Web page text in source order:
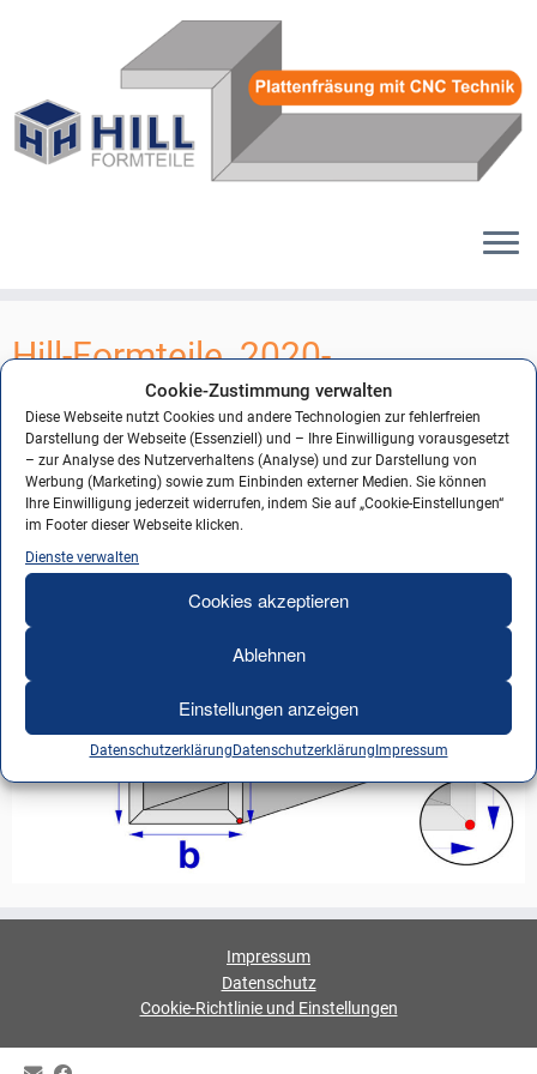
Cookie-Zustimmung verwalten
Diese Webseite nutzt Cookies und andere Technologien zur fehlerfreien
Darstellung der Webseite (Essenziell) und – Ihre Einwilligung vorausgesetzt
– zur Analyse des Nutzerverhaltens (Analyse) und zur Darstellung von
Werbung (Marketing) sowie zum Einbinden externer Medien. Sie können
Ihre Einwilligung jederzeit widerrufen, indem Sie auf „Cookie-Einstellungen“
im Footer dieser Webseite klicken.
Dienste verwalten
Cookies akzeptieren
Ablehnen
Einstellungen anzeigen
Datenschutzerklärung Datenschutzerklärung Impressum
Inhalt
springen
Hill-Formteile_2020-
Formteile__24
← Vorheriges Nächstes →
Impressum
Datenschutz
Cookie-Richtlinie und Einstellungen